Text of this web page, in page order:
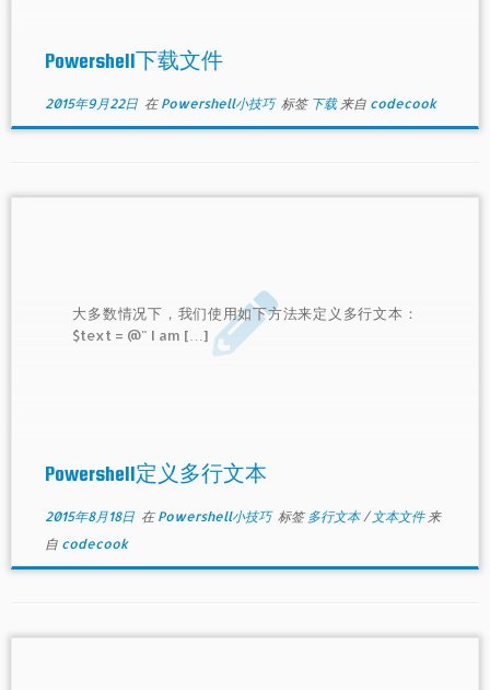
Powershell下载文件
2015年9月22日在 Powershell小技巧 标签 下载 来自 codecook
大多数情况下，我们使用如下方法来定义多行文本：
$text = @" I am […]
Powershell定义多行文本
2015年8月18日在 Powershell小技巧 标签 多行文本/ 文本文件 来
自 codecook